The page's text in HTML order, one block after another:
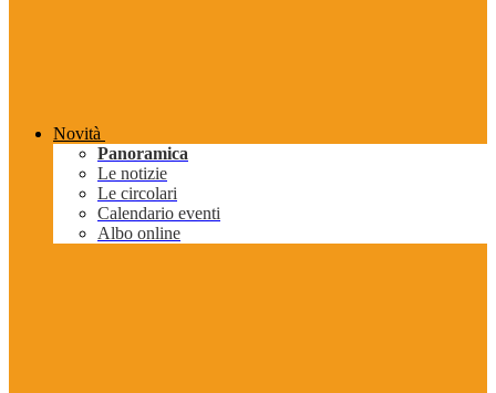
Novità
Panoramica
Le notizie
Le circolari
Calendario eventi
Albo online